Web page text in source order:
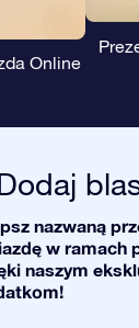
Online
nazwaną
w ramach
naszym